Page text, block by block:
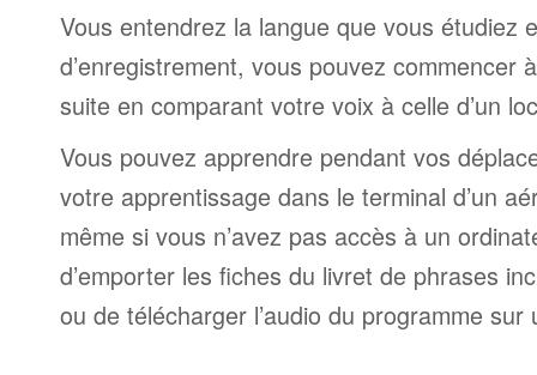
Vous entendrez la langue que vous étudiez
d’enregistrement, vous pouvez commencer
suite en comparant votre voix à celle d’un
Vous pouvez apprendre pendant vos
votre apprentissage dans le terminal d’un
même si vous n’avez pas accès à un
d’emporter les fiches du livret de phrases
ou de télécharger l’audio du programme sur